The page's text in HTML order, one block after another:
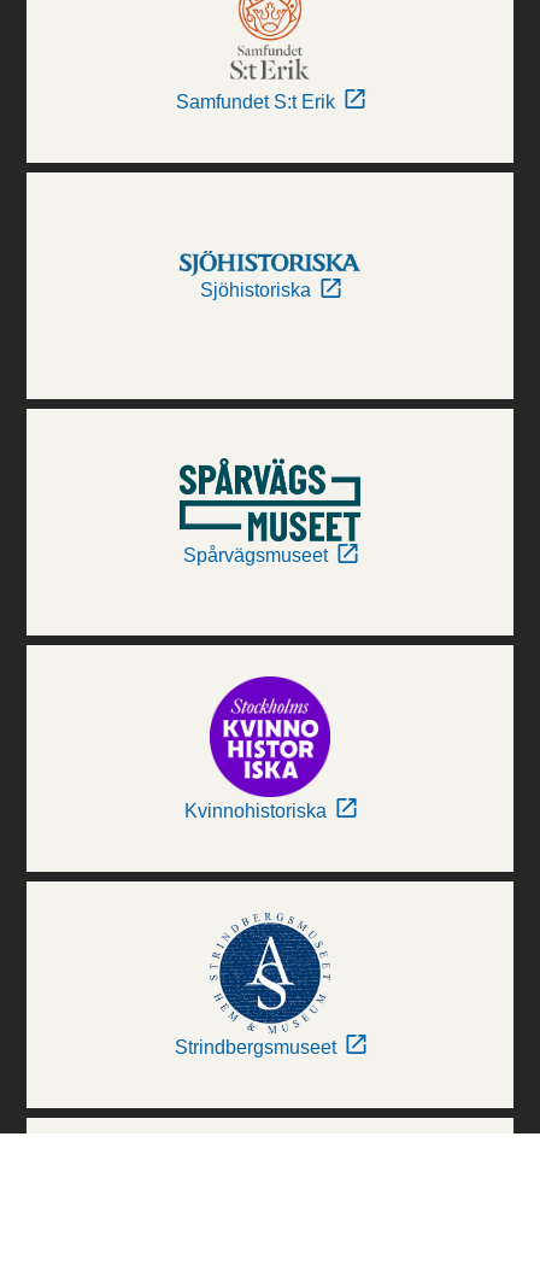
Samfundet S:t Erik
Sjöhistoriska
Spårvägsmuseet
Kvinnohistoriska
Strindbergsmuseet